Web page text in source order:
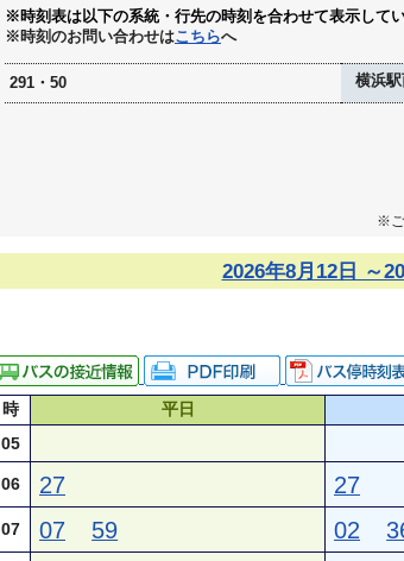
※時刻表は以下の系統・行先の時刻を合わせて表示して
※時刻のお問い合わせはこちらへ
291・50 横浜
※ご
2026年8月12日 ～
時 平日
05
06 27 27
07 07 59 02